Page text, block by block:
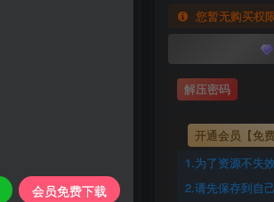
您暂无购买权
解压密码
开通会员
1.为了资源不失
2.请先保存到自
会员免费下载